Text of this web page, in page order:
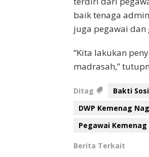
baik tenaga
juga pegawai
“Kita lakukan
madrasah,”
Ditag
Bakti
DWP Kemenag
Pegawai
Berita Terkait